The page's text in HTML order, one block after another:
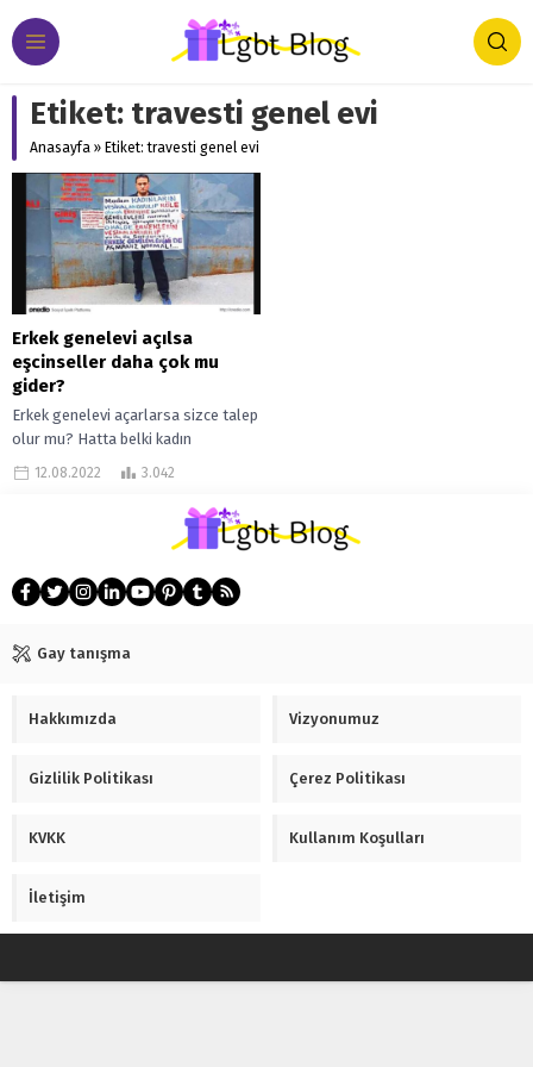
Etiket: travesti genel evi
Anasayfa » Etiket: travesti genel evi
Erkek genelevi açılsa
eşcinseller daha çok mu
gider?
Erkek genelevi açarlarsa sizce talep
olur mu? Hatta belki kadın
genelevlerine olan talebi bile geçer
12.08.2022 3.042
Gay tanışma
Hakkımızda Vizyonumuz
Gizlilik Politikası Çerez Politikası
KVKK Kullanım Koşulları
İletişim